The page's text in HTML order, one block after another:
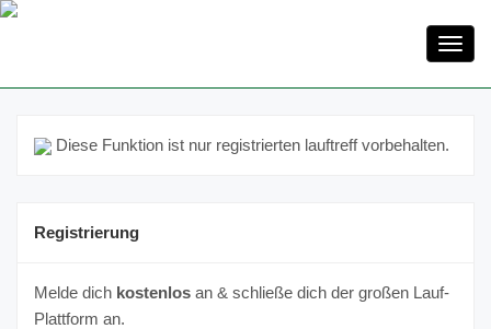
Diese Funktion ist nur registrierten lauftreff vorbehalten.
Registrierung
Melde dich kostenlos an & schließe dich der großen Lauf-
Plattform an.